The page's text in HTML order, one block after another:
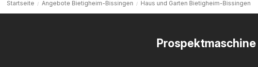
Startseite Angebote Bietigheim-Bissingen Haus und Garten Bietigheim-Bissingen
Prospektmaschine